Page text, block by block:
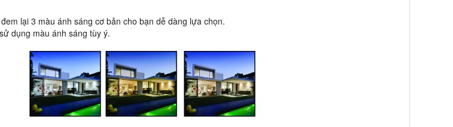
lại 3 màu ánh sáng cơ bản cho bạn dễ dàng lựa chọn.
dụng màu ánh sáng tùy ý.